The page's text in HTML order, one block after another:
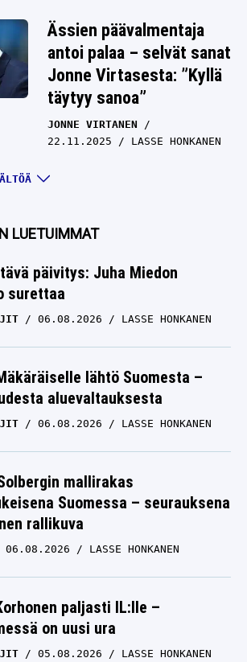
Ässien päävalmentaja
antoi palaa – selvät sanat
Jonne Virtasesta: ”Kyllä
täytyy sanoa”
JONNE VIRTANEN
22.11.2025
LASSE HONKANEN
Seiskassa ikävä paljastus
JONNE VIRTANEN
Seuran haluama pelaaja
Virtasen kanssa – veti
heti johtopäätöksensä
JONNE VIRTANEN
02.08.2025
LASSE HONKANEN
Jukurit-pomo puhui
suunsa puhtaaksi
väleistään Jonne
Virtaseen
JONNE VIRTANEN
30.05.2025
LASSE HONKANEN
Jukureiden
päävalmentaja Jonne
Virtanen antoi tuomionsa
Jokereille
LUETUIMMAT
päivitys: Juha Miedon
surettaa
06.08.2026 LASSE HONKANEN
lähtö Suomesta –
aluevaltauksesta
06.08.2026 LASSE HONKANEN
mallirakas
Suomessa – seurauksena
rallikuva
06.08.2026 LASSE HONKANEN
paljasti IL:lle –
on uusi ura
05.08.2026 LASSE HONKANEN